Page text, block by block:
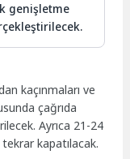
genişletme
kaçınmaları ve
çağrıda
Ayrıca 21-24
kapatılacak.